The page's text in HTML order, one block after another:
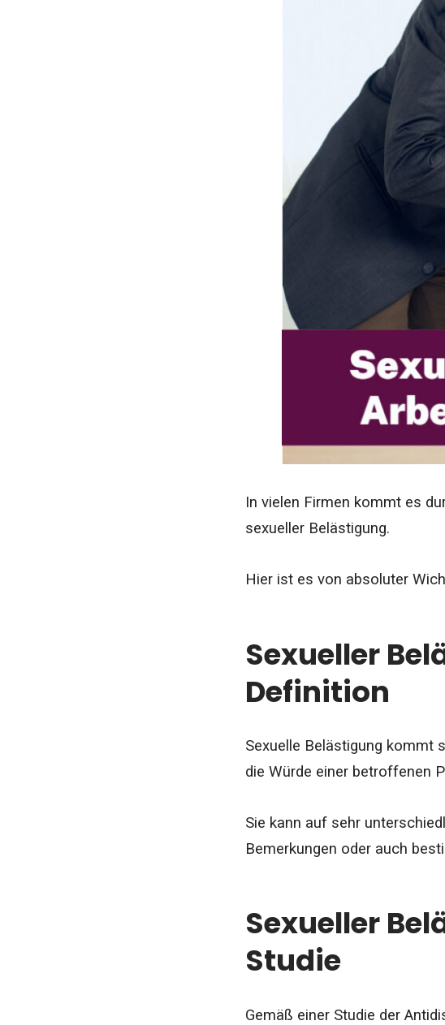
In vielen Firmen kommt es
sexueller Belästigung.
Hier ist es von absoluter
Sexueller
Definition
Sexuelle Belästigung kommt
die Würde einer betroffenen
Sie kann auf sehr
Bemerkungen oder auch
Sexueller
Studie
Gemäß einer Studie der